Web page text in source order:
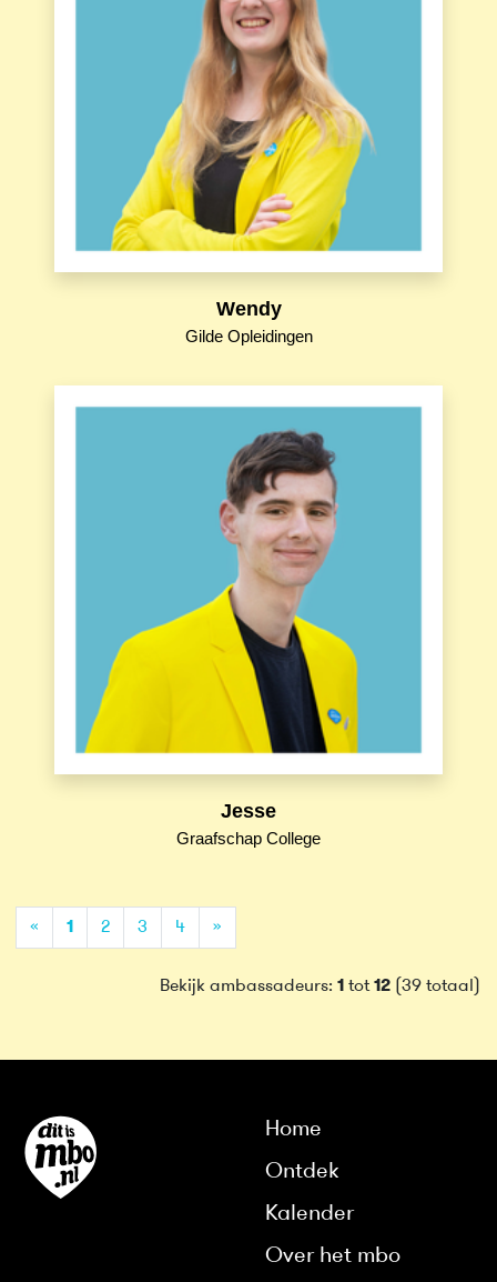
Wendy
Gilde Opleidingen
Jesse
Graafschap College
« 1 (current)
2 3 4 »
Bekijk ambassadeurs: 1 tot12 (39 totaal)
Home
Ontdek
Kalender
Over het mbo